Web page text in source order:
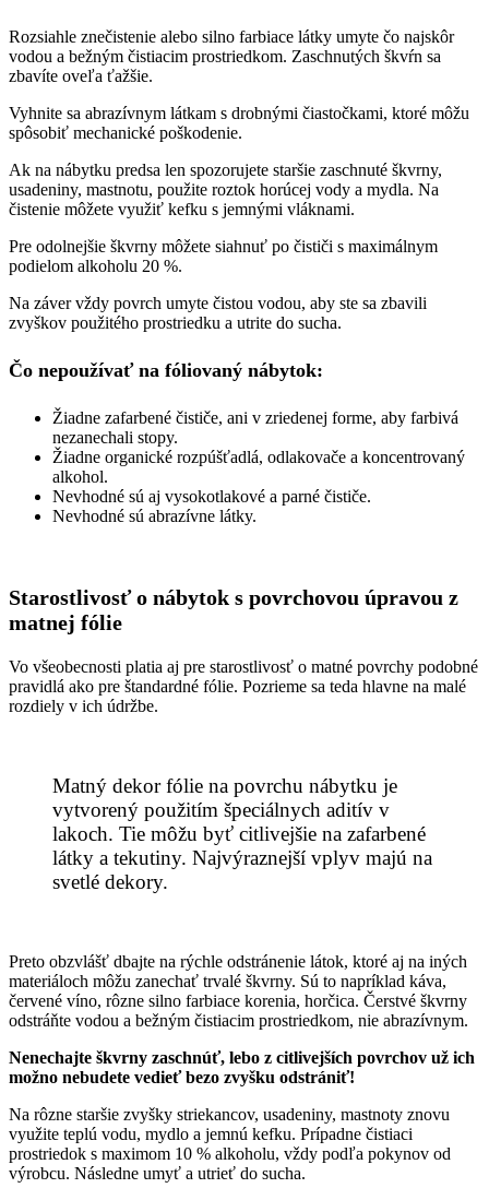
Rozsiahle znečistenie alebo silno farbiace látky umyte čo najskôr
vodou a bežným čistiacim prostriedkom. Zaschnutých škvŕn sa
zbavíte oveľa ťažšie.
Vyhnite sa abrazívnym látkam s drobnými čiastočkami, ktoré môžu
spôsobiť mechanické poškodenie.
Ak na nábytku predsa len spozorujete staršie zaschnuté škvrny,
usadeniny, mastnotu, použite roztok horúcej vody a mydla. Na
čistenie môžete využiť kefku s jemnými vláknami.
Pre odolnejšie škvrny môžete siahnuť po čističi s maximálnym
podielom alkoholu 20 %.
Na záver vždy povrch umyte čistou vodou, aby ste sa zbavili
zvyškov použitého prostriedku a utrite do sucha.
Čo nepoužívať na fóliovaný nábytok:
Žiadne zafarbené čističe, ani v zriedenej forme, aby farbivá
nezanechali stopy.
Žiadne organické rozpúšťadlá, odlakovače a koncentrovaný
alkohol.
Nevhodné sú aj vysokotlakové a parné čističe.
Nevhodné sú abrazívne látky.
Starostlivosť o nábytok s povrchovou úpravou z
matnej fólie
Vo všeobecnosti platia aj pre starostlivosť o matné povrchy podobné
pravidlá ako pre štandardné fólie. Pozrieme sa teda hlavne na malé
rozdiely v ich údržbe.
Matný dekor fólie na povrchu nábytku je
vytvorený použitím špeciálnych aditív v
lakoch. Tie môžu byť citlivejšie na zafarbené
látky a tekutiny. Najvýraznejší vplyv majú na
svetlé dekory.
Preto obzvlášť dbajte na rýchle odstránenie látok, ktoré aj na iných
materiáloch môžu zanechať trvalé škvrny. Sú to napríklad káva,
červené víno, rôzne silno farbiace korenia, horčica. Čerstvé škvrny
odstráňte vodou a bežným čistiacim prostriedkom, nie abrazívnym.
Nenechajte škvrny zaschnúť, lebo z citlivejších povrchov už ich
možno nebudete vedieť bezo zvyšku odstrániť!
Na rôzne staršie zvyšky striekancov, usadeniny, mastnoty znovu
využite teplú vodu, mydlo a jemnú kefku. Prípadne čistiaci
prostriedok s maximom 10 % alkoholu, vždy podľa pokynov od
výrobcu. Následne umyť a utrieť do sucha.